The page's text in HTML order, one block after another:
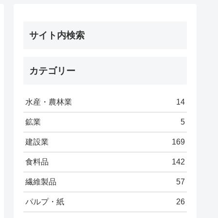
サイト内検索
カテゴリー
水産・農林業 14
鉱業 5
建設業 169
食料品 142
繊維製品 57
パルプ・紙 26